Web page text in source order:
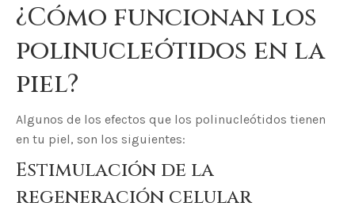
¿Cómo funcionan los
polinucleótidos en la
piel?
Algunos de los efectos que los polinucleótidos tienen
en tu piel, son los siguientes:
Estimulación de la
regeneración celular